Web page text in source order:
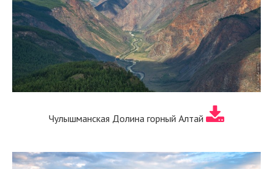
Чулышманская Долина горный Алтай